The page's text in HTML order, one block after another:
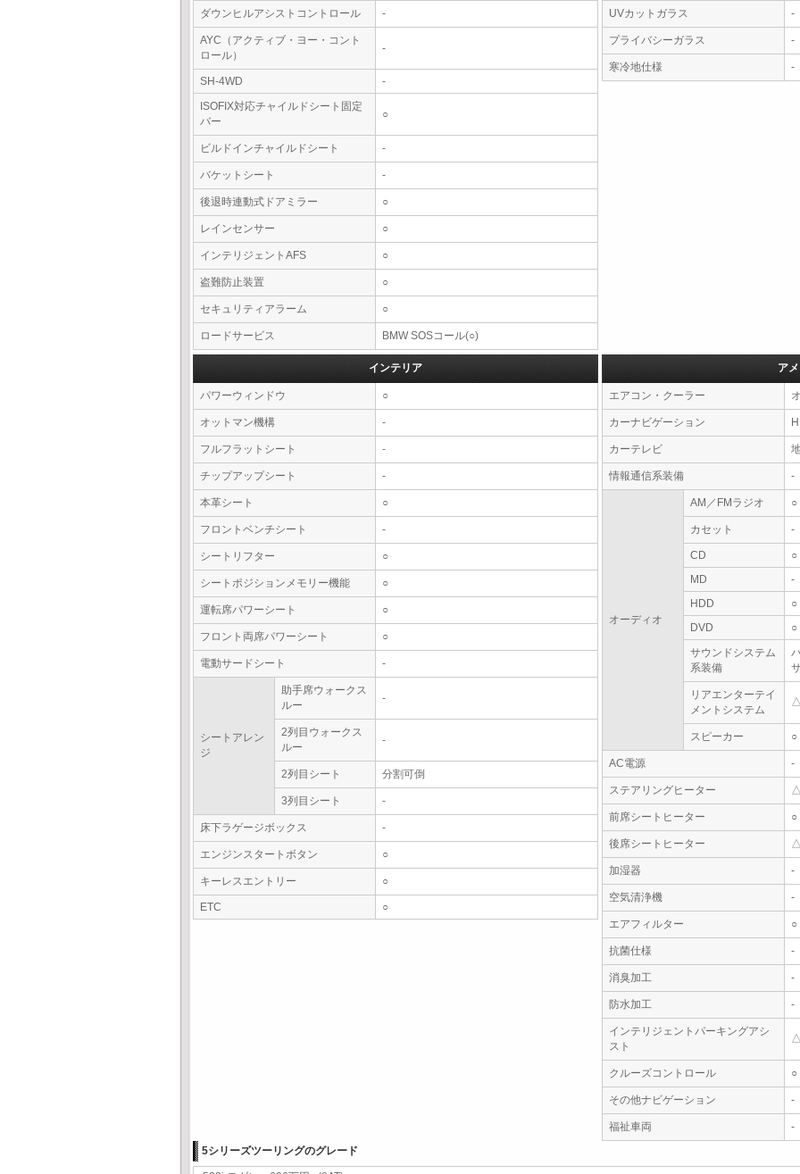
ダウンヒルアシストコントロール -
AYC（アクティブ・ヨー・コント
ロール）
-
SH-4WD
-
ISOFIX対応チャイルドシート固定
バー
○
ビルドインチャイルドシート -
バケットシート -
後退時連動式ドアミラー ○
レインセンサー ○
インテリジェントAFS ○
盗難防止装置 ○
セキュリティアラーム ○
ロードサービス BMW SOSコール(○)
UVカットガラス -
プライバシーガラス -
寒冷地仕様 -
インテリア
パワーウィンドウ ○
オットマン機構 -
フルフラットシート -
チップアップシート -
本革シート ○
フロントベンチシート -
シートリフター ○
シートポジションメモリー機能 ○
運転席パワーシート ○
フロント両席パワーシート ○
電動サードシート -
シートアレン
ジ
助手席ウォークス
ルー
-
2列目ウォークス
ルー
-
2列目シート 分割可倒
3列目シート -
床下ラゲージボックス -
エンジンスタートボタン ○
キーレスエントリー ○
ETC ○
ア
エアコン・クーラー
カーナビゲーション
カーテレビ
情報通信系装備 -
オーディオ
AM／FMラジオ ○
カセット -
CD
○
MD
-
HDD
○
DVD
○
サウンドシステム
系装備
リアエンターテイ
メントシステム
スピーカー ○
AC電源 -
ステアリングヒーター
前席シートヒーター ○
後席シートヒーター
加湿器 -
空気清浄機 -
エアフィルター ○
抗菌仕様 -
消臭加工 -
防水加工 -
インテリジェントパーキングアシ
スト
クルーズコントロール ○
その他ナビゲーション -
福祉車両
-
5シリーズツーリングのグレード